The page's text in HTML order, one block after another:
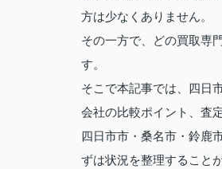
方は少なくありません。
その一方で、どの買取専
す。
そこで本記事では、四日
会社の比較ポイント、査
四日市市・桑名市・鈴鹿
ずは状況を整理すること